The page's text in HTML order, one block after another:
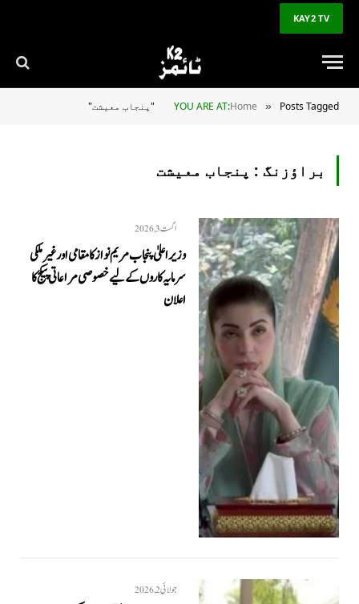
KAY2 TV
YOU ARE AT:Home » Posts Tagged "پنجاب معیشت"
براؤزنگ : پنجاب معیشت
اگست 3, 2026
وزیراعلیٰ پنجاب مریم نواز کا مقامی اور غیر ملکی
سرمایہ کاروں کے لیے خصوصی مراعاتی پیکج کا
اعلان
جولائی 2, 2026